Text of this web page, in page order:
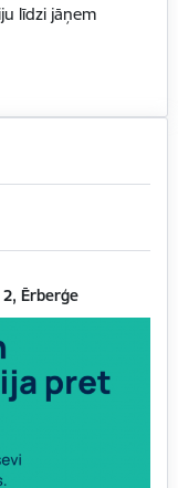
līdzi jāņem
2, Ērberģe